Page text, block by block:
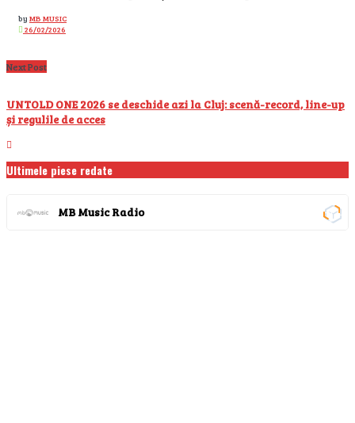
by MB MUSIC
26/02/2026
Next Post
UNTOLD ONE 2026 se deschide azi la Cluj: scenă-record, line-up
și regulile de acces
Ultimele piese redate
MB Music Radio